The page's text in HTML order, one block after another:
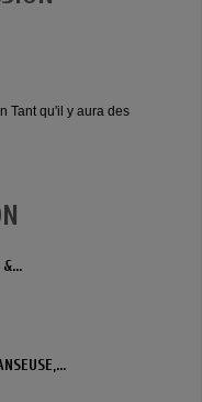
Tant qu'il y aura des
&...